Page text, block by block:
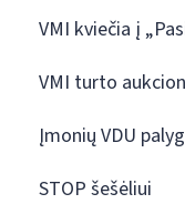
VMI kviečia į
VMI turto
Įmonių VDU
STOP šešėliui